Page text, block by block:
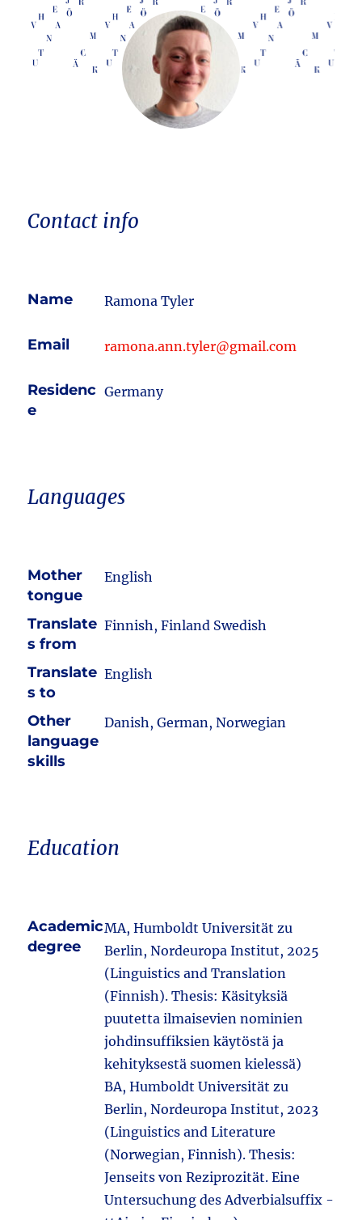
Contact info
Name Ramona Tyler
Email ramona.ann.tyler@gmail.com
Residenc
e
Germany
Languages
Mother
tongue
English
Translate
s from
Finnish, Finland Swedish
Translate
s to
English
Other
language
skills
Danish, German, Norwegian
Education
Academic
degree
MA, Humboldt Universität zu
Berlin, Nordeuropa Institut, 2025
(Linguistics and Translation
(Finnish). Thesis: Käsityksiä
puutetta ilmaisevien nominien
johdinsuffiksien käytöstä ja
kehityksestä suomen kielessä)
BA, Humboldt Universität zu
Berlin, Nordeuropa Institut, 2023
(Linguistics and Literature
(Norwegian, Finnish). Thesis:
Jenseits von Reziprozität. Eine
Untersuchung des Adverbialsuffix -